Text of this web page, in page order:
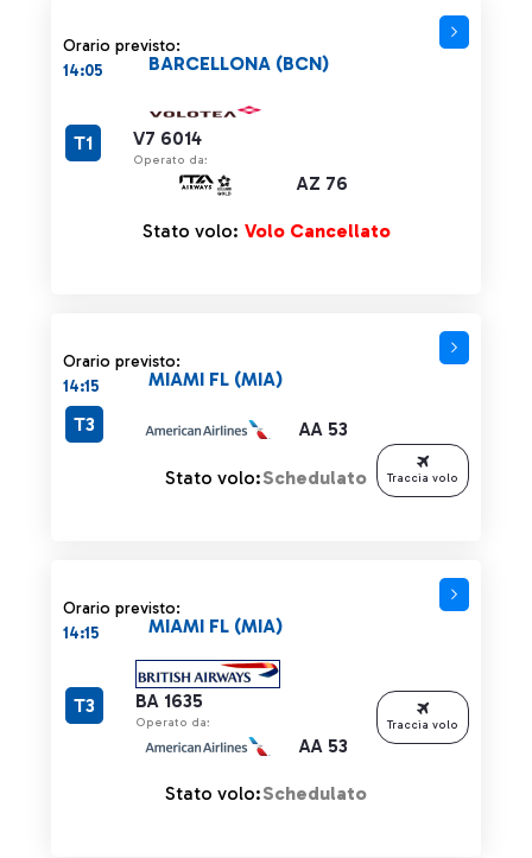
Orario previsto:
14:05
V7 6014
Operato da:
AZ 76
BARCELLONA (BCN)
T1
Stato volo: Volo Cancellato
Orario previsto:
14:15
AA 53
MIAMI FL (MIA)
T3
Stato volo:Schedulato Traccia volo
Orario previsto:
14:15
BA 1635
Operato da:
AA 53
MIAMI FL (MIA)
T3
Stato volo:Schedulato
Traccia volo